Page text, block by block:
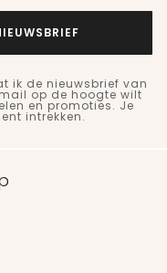
ik de nieuwsbrief van
op de hoogte wilt
en promoties. Je
intrekken.